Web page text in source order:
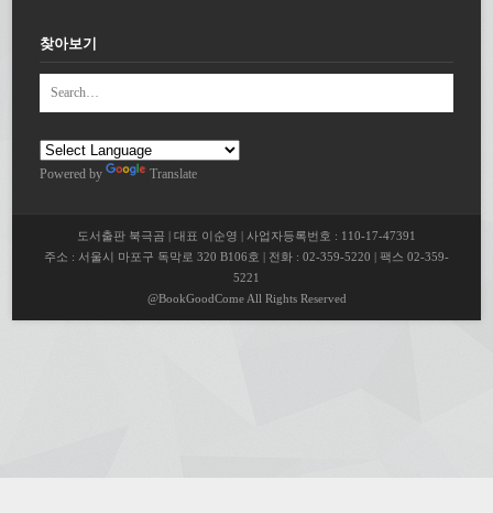
찾아보기
Powered by Translate
도서출판 북극곰 | 대표 이순영 | 사업자등록번호 : 110-17-47391
주소 : 서울시 마포구 독막로 320 B106호 | 전화 : 02-359-5220 | 팩스 02-359-
5221
@BookGoodCome All Rights Reserved